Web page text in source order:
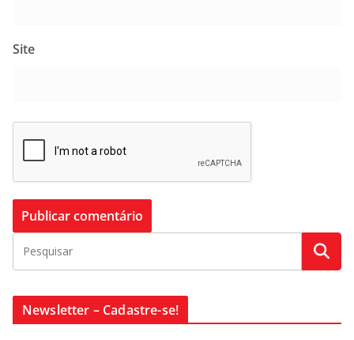
Site
Newsletter – Cadastre-se!